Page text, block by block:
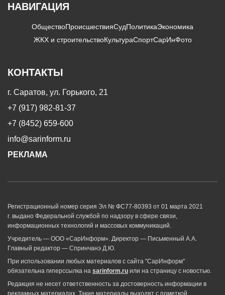
НАВИГАЦИЯ
ОбществоПроисшествияСудПолитикаЭкономика
ЖКХ и строительствоКультураСпортСарИнФото
КОНТАКТЫ
г. Саратов, ул. Горького, 21
+7 (917) 982-81-37
+7 (8452) 659-600
info@sarinform.ru
РЕКЛАМА
Регистрационный номер серия Эл № ФС77-80393 от 01 марта 2021
г. выдано Федеральной службой по надзору в сфере связи,
информационных технологий и массовых коммуникаций.
Учредитель — ООО «СарИнформ». Директор — Письменный А.А.
Главный редактор — Спринчанэ Д.Ю.
При использовании любых материалов с сайта "СарИнформ"
обязательна гиперссылка на sarinform.ru или на страницу с новостью.
Редакция не несет ответственность за достоверность информации в
рекламных материалах. Такие материалы выходят с пометкой